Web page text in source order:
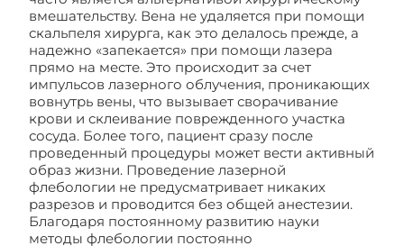
вмешательству. Вена не удаляется при помощи
скальпеля хирурга, как это делалось прежде, а
надежно «запекается» при помощи лазера
прямо на месте. Это происходит за счет
импульсов лазерного облучения, проникающих
вовнутрь вены, что вызывает сворачивание
крови и склеивание поврежденного участка
сосуда. Более того, пациент сразу после
проведенный процедуры может вести активный
образ жизни. Проведение лазерной
флебологии не предусматривает никаких
разрезов и проводится без общей анестезии.
Благодаря постоянному развитию науки
методы флебологии постоянно